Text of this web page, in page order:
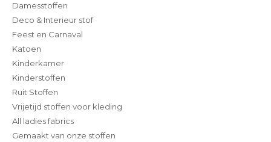
Damesstoffen
Deco & Interieur stof
Feest en Carnaval
Katoen
Kinderkamer
Kinderstoffen
Ruit Stoffen
Vrijetijd stoffen voor kleding
All ladies fabrics
Gemaakt van onze stoffen